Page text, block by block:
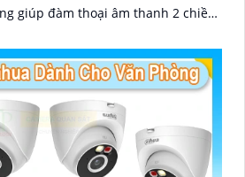
giúp đàm thoại âm thanh 2 chiều